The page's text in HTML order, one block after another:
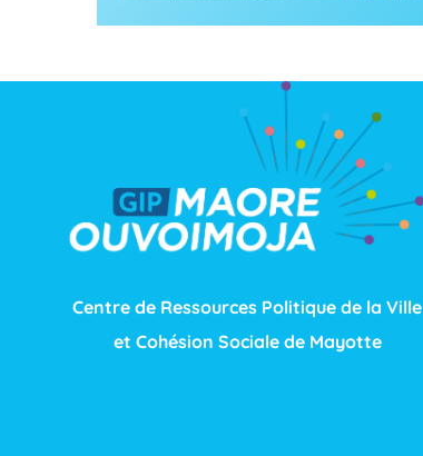
Centre de Ressources Politique de la Ville
et Cohésion Sociale de Mayotte